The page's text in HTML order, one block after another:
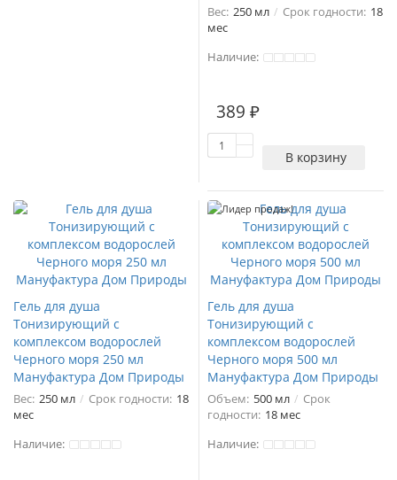
Вес: 250 мл Срок годности: 18
мес
Наличие:
389 ₽
В корзину
Гель для душа
Тонизирующий с
комплексом водорослей
Черного моря 250 мл
Мануфактура Дом Природы
Вес: 250 мл Срок годности: 18
мес
Наличие:
Лидер продаж!
Гель для душа
Тонизирующий с
комплексом водорослей
Черного моря 500 мл
Мануфактура Дом Природы
Объем: 500 мл
Срок
годности: 18 мес
Наличие: